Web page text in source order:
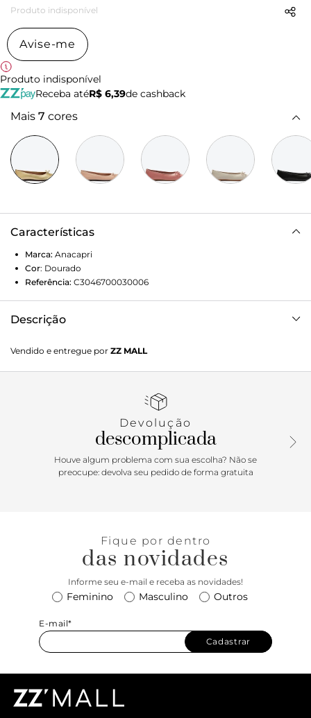
Produto indisponível
Avise-me
Produto indisponível
Receba atéR$ 6,39de cashback
Mais 7 cores
Características
Marca: Anacapri
Cor: Dourado
Referência: C3046700030006
Descrição
clássica e best seller, com recorte arredondado sobre o
peito de pé. Fechada, de salto rasteiro e biqueira
em destaque e costura em pesponto. Com laço delicado
leve saltinho e palmilha comfy, com assinatura Anacapri.
Porque Apostar: Sapatilha feminina é item indispensável! A
queridinha mais comfy nos pés das Anacapri Lovers.
passar, pois ela combina com absolutamente tu-do! Se
Vendido e entregue por ZZ MALL
Devolução
descomplicada
Houve algum problema com sua escolha? Não se
preocupe: devolva seu pedido de forma gratuita
Fique por dentro
das novidades
Informe seu e-mail e receba as novidades!
Feminino Masculino Outros
E-mail*
Cadastrar